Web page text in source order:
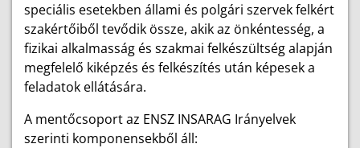
speciális esetekben állami és polgári szervek felkért
szakértőiből tevődik össze, akik az önkéntesség, a
fizikai alkalmasság és szakmai felkészültség alapján
megfelelő kiképzés és felkészítés után képesek a
feladatok ellátására.
A mentőcsoport az ENSZ INSARAG Irányelvek
szerinti komponensekből áll: